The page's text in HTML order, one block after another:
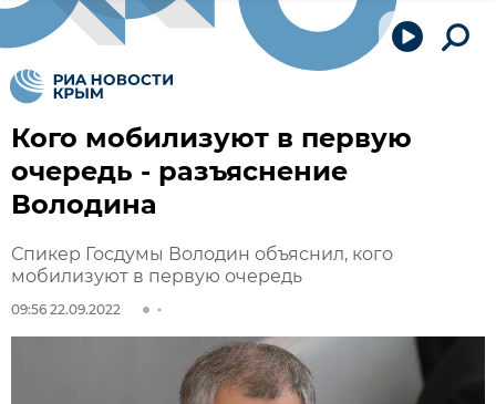
Кого мобилизуют в первую
очередь - разъяснение
Володина
Спикер Госдумы Володин объяснил, кого
мобилизуют в первую очередь
09:56 22.09.2022